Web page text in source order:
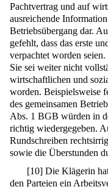
Pachtvertrag und auf
ausreichende
Betriebsübergang dar.
gefehlt, dass das erste
verpachtet worden
Sie sei weiter nicht
wirtschaftlichen und
worden. Beispielsweise
des gemeinsamen
Abs. 1 BGB würden in
richtig wiedergegeben.
Rundschreiben
sowie die Überstunden
[10] Die Klägerin
den Parteien ein